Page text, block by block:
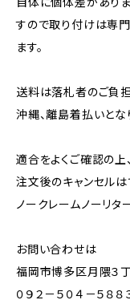
すので取り付けは専
ます。
送料は落札者のご負担
沖縄、離島着払いとな
適合をよくご確認の上
注文後のキャンセルは
ノークレームノーリタ
お問い合わせは
福岡市博多区月隈３丁
０９２－５０４－５８８